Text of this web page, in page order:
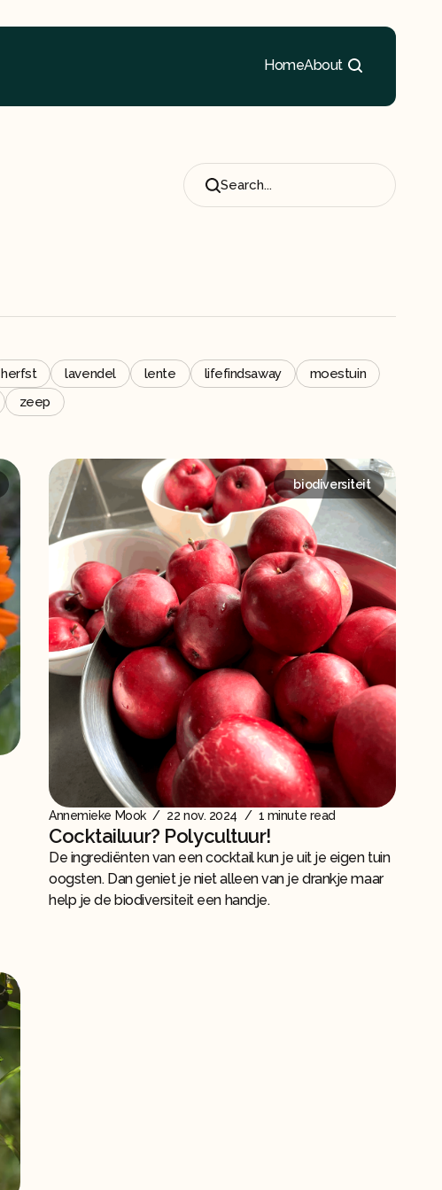
HomeAbout
Search...
herfst lavendel lente lifefindsaway
moestuin
zeep
biodiversiteit
Annemieke Mook / 22 nov. 2024 / 1 minute read
Cocktailuur? Polycultuur!
De ingrediënten van een cocktail kun je uit je eigen tuin
oogsten. Dan geniet je niet alleen van je drankje maar
help je de biodiversiteit een handje.